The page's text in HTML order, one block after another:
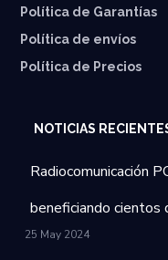
Política de Garantías
⁠Política de envíos
Política de Precios
NOTICIAS
Radiocomunicación
beneficiando cientos
25 May 2024